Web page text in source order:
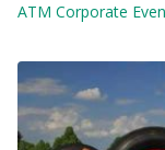
ATM Corporate